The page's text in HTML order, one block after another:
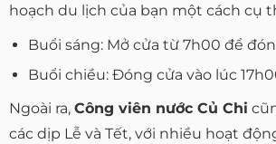
hoạch du lịch của bạn một cách cụ
Buổi sáng: Mở cửa từ 7h00 để
Buổi chiều: Đóng cửa vào lúc
Ngoài ra, Công viên nước Củ Chi
các dịp Lễ và Tết, với nhiều hoạt